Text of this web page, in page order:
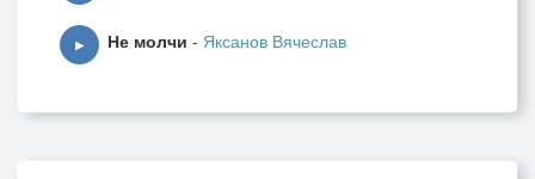
▶ Не молчи - Яксанов Вячеслав